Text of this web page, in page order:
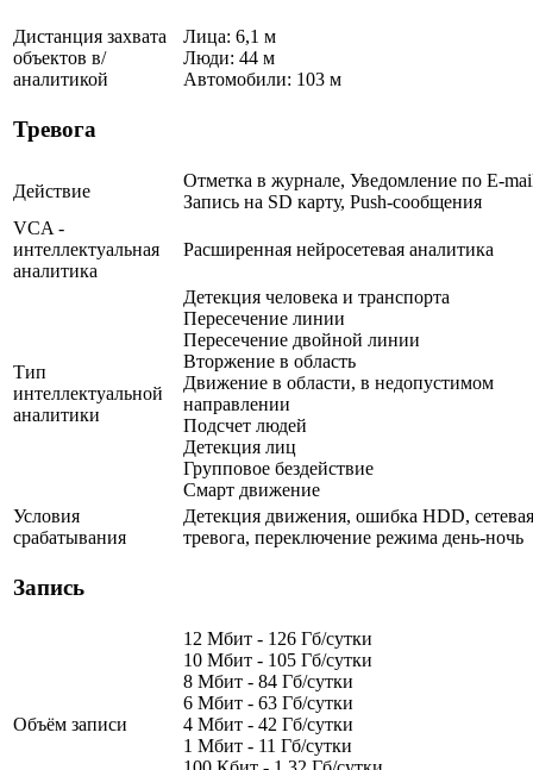
Дистанция захвата
объектов в/
аналитикой
Лица: 6,1 м
Люди: 44 м
Автомобили: 103 м
Тревога
Действие
Отметка в журнале, Уведомление по E-
Запись на SD карту, Push-сообщения
VCA -
интеллектуальная
аналитика
Расширенная нейросетевая аналитика
Тип
интеллектуальной
аналитики
Детекция человека и транспорта
Пересечение линии
Пересечение двойной линии
Вторжение в область
Движение в области, в недопустимом
направлении
Подсчет людей
Детекция лиц
Групповое бездействие
Смарт движение
Условия
срабатывания
Детекция движения, ошибка HDD, сетевая
тревога, переключение режима день-ночь
Запись
Объём записи
12 Мбит - 126 Гб/сутки
10 Мбит - 105 Гб/сутки
8 Мбит - 84 Гб/сутки
6 Мбит - 63 Гб/сутки
4 Мбит - 42 Гб/сутки
1 Мбит - 11 Гб/сутки